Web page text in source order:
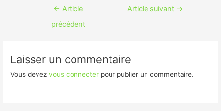
Navigation
← Article
précédent
Article suivant →
Laisser un commentaire
Vous devezvous connecter pour publier un commentaire.